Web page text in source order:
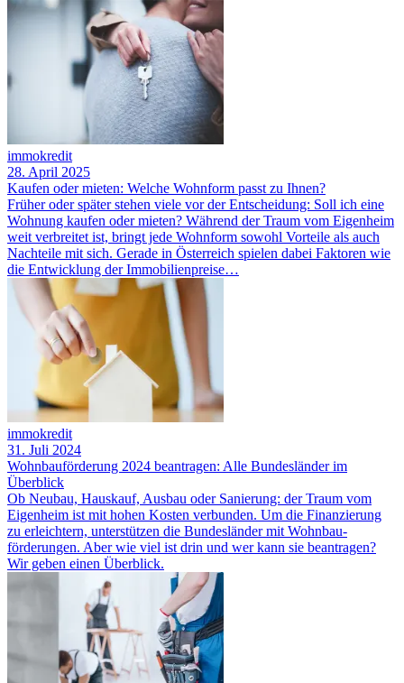
immokredit
28. April 2025
Kaufen oder mieten: Welche Wohnform passt zu Ihnen?
Früher oder später stehen viele vor der Entscheidung: Soll ich eine
Wohnung kaufen oder mieten? Während der Traum vom Eigenheim
weit verbreitet ist, bringt jede Wohnform sowohl Vorteile als auch
Nachteile mit sich. Gerade in Österreich spielen dabei Faktoren wie
die Entwicklung der Immobilienpreise…
immokredit
31. Juli 2024
Wohnbauförderung 2024 beantragen: Alle Bundesländer im
Überblick
Ob Neubau, Hauskauf, Ausbau oder Sanierung: der Traum vom
Eigenheim ist mit hohen Kosten verbunden. Um die Finanzierung
zu erleichtern, unterstützen die Bundesländer mit Wohnbau­
förderungen. Aber wie viel ist drin und wer kann sie beantragen?
Wir geben einen Überblick.